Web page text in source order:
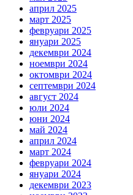
април 2025
март 2025
февруари 2025
януари 2025
декември 2024
ноември 2024
октомври 2024
септември 2024
август 2024
юли 2024
юни 2024
май 2024
април 2024
март 2024
февруари 2024
януари 2024
декември 2023